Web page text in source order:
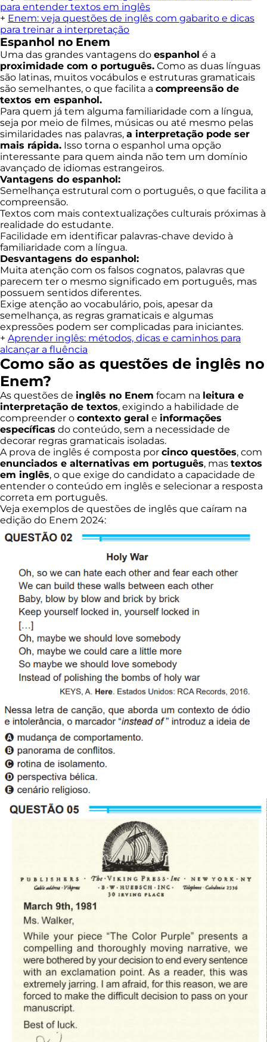
para entender textos em inglês
+ Enem: veja questões de inglês com gabarito e dicas
para treinar a interpretação
Espanhol no Enem
Uma das grandes vantagens do espanhol é a
proximidade com o português. Como as duas línguas
são latinas, muitos vocábulos e estruturas gramaticais
são semelhantes, o que facilita a compreensão de
textos em espanhol.
Para quem já tem alguma familiaridade com a língua,
seja por meio de filmes, músicas ou até mesmo pelas
similaridades nas palavras, a interpretação pode ser
mais rápida. Isso torna o espanhol uma opção
interessante para quem ainda não tem um domínio
avançado de idiomas estrangeiros.
Vantagens do espanhol:
Semelhança estrutural com o português, o que facilita a
compreensão.
Textos com mais contextualizações culturais próximas à
realidade do estudante.
Facilidade em identificar palavras-chave devido à
familiaridade com a língua.
Desvantagens do espanhol:
Muita atenção com os falsos cognatos, palavras que
parecem ter o mesmo significado em português, mas
possuem sentidos diferentes.
Exige atenção ao vocabulário, pois, apesar da
semelhança, as regras gramaticais e algumas
expressões podem ser complicadas para iniciantes.
+ Aprender inglês: métodos, dicas e caminhos para
alcançar a fluência
Como são as questões de inglês no
Enem?
As questões de inglês no Enem focam na leitura e
interpretação de textos, exigindo a habilidade de
compreender o contexto geral e informações
específicas do conteúdo, sem a necessidade de
decorar regras gramaticais isoladas.
A prova de inglês é composta por cinco questões, com
enunciados e alternativas em português, mas textos
em inglês, o que exige do candidato a capacidade de
entender o conteúdo em inglês e selecionar a resposta
correta em português.
Veja exemplos de questões de inglês que caíram na
edição do Enem 2024: